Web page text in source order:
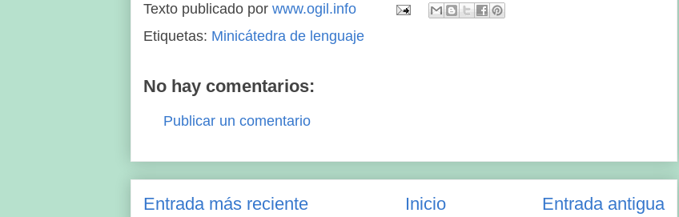
Texto publicado por www.ogil.info
Etiquetas: Minicátedra de lenguaje
No hay comentarios:
Publicar un comentario
Entrada más reciente Entrada antigua
Inicio